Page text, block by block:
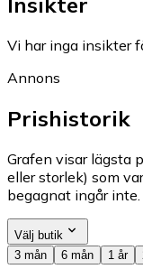
Vi har inga insikter
Annons
Prishistorik
Grafen visar lägsta
eller storlek) som
begagnat ingår inte.
Välj butik
3 mån
6 mån 1 år